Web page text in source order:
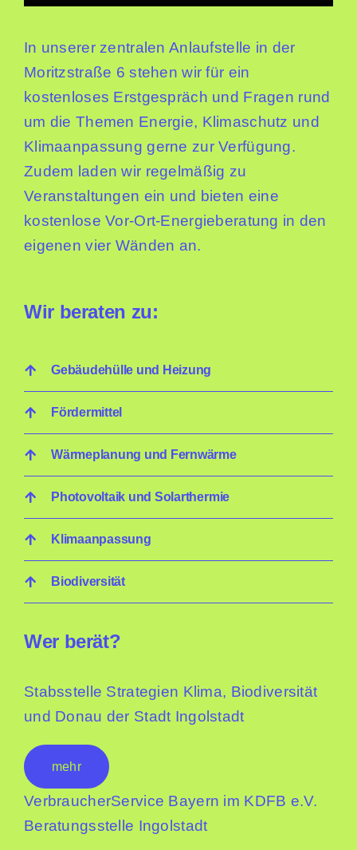
Sommer in der Stadt
Suche
nach:
In unserer zentralen Anlaufstelle in der
Moritzstraße 6 stehen wir für ein
kostenloses Erstgespräch und Fragen rund
um die Themen Energie, Klimaschutz und
Klimaanpassung gerne zur Verfügung.
Zudem laden wir regelmäßig zu
Veranstaltungen ein und bieten eine
kostenlose Vor-Ort-Energieberatung in den
eigenen vier Wänden an.
Wir beraten zu:
Gebäudehülle und Heizung
Fördermittel
Wärmeplanung und Fernwärme
Photovoltaik und Solarthermie
Klimaanpassung
Biodiversität
Wer berät?
Stabsstelle Strategien Klima, Biodiversität
und Donau der Stadt Ingolstadt
mehr
VerbraucherService Bayern im KDFB e.V.
Beratungsstelle Ingolstadt